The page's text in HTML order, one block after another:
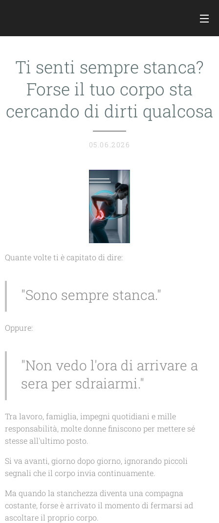
Ti senti sempre stanca?
Forse il tuo corpo sta
cercando di dirti qualcosa
05.06.2026
Quante volte ti è capitato di dire:
"Sono sempre stanca."
Oppure:
"Non vedo l'ora di arrivare a
sera per sdraiarmi."
Tra lavoro, famiglia, impegni quotidiani e mille
responsabilità, molte donne finiscono per mettere sé
stesse all'ultimo posto.
Si va avanti, giorno dopo giorno, ignorando piccoli
segnali che il corpo invia continuamente.
Ma quando la stanchezza diventa una compagna
costante, forse è arrivato il momento di fermarsi ad
ascoltare il proprio corpo.